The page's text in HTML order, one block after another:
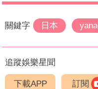
關鍵字 日本
追蹤娛樂星聞
下載APP 訂閱